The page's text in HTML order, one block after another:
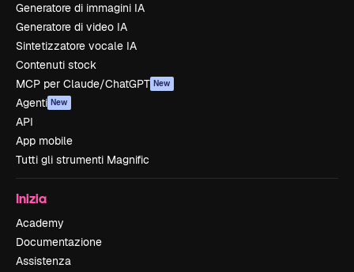
Generatore di immagini IA
Generatore di video IA
Sintetizzatore vocale IA
Contenuti stock
MCP per Claude/ChatGPT New
Agenti New
API
App mobile
Tutti gli strumenti Magnific
Inizia
Academy
Documentazione
Assistenza